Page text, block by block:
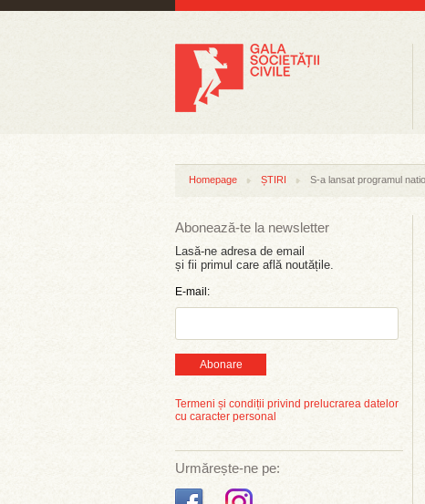
Homepage ȘTIRI S-a lansat programul
Abonează-te la newsletter
Lasă-ne adresa de email
și fii primul care află noutățile.
E-mail:
Abonare
Termeni și condiții privind prelucrarea datelor
cu caracter personal
Urmărește-ne pe: